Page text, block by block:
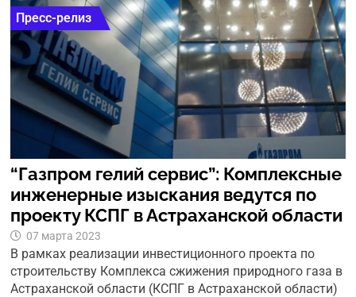
Пресс-релиз
“Газпром гелий сервис”: Комплексные
инженерные изыскания ведутся по
проекту КСПГ в Астраханской области
07 марта 2023
В рамках реализации инвестиционного проекта по
строительству Комплекса сжижения природного газа в
Астраханской области (КСПГ в Астраханской области)